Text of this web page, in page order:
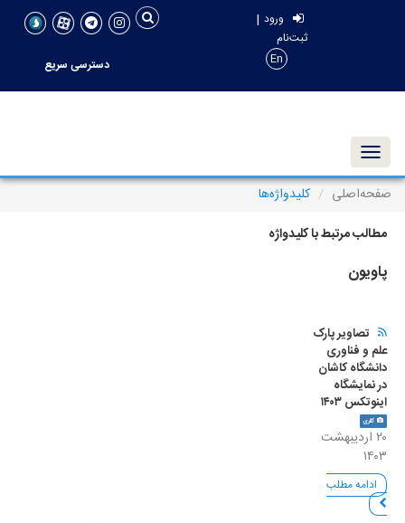
ورود |
ثبت‌نام
En
دسترسی سریع
Toggle navigation
صفحه‌اصلی
کلیدواژه‌ها
مطالب مرتبط با کلیدواژه
پاویون
تصاویر پارک
علم و فناوری
دانشگاه کاشان
در نمایشگاه
اینوتکس ۱۴۰۳
گالری
۲۰ اردیبهشت
۱۴۰۳
ادامه مطلب